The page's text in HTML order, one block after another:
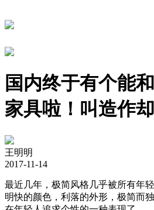
国内终于有个能
家具啦！叫造作
王明明
2017-11-14
最近几年，极简风格几乎被所有年
明快的颜色，利落的外形，极简而